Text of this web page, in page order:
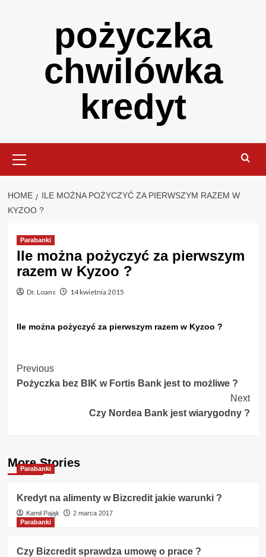
pożyczka
chwilówka
kredyt
Menu
HOME
ILE MOŻNA POŻYCZYĆ ZA PIERWSZYM RAZEM W
KYZOO ?
Parabanki
Ile można pożyczyć za pierwszym
razem w Kyzoo ?
Dr. Loans 14 kwietnia 2015
Ile można pożyczyć za pierwszym razem w Kyzoo ?
Post
Navigation
Previous
Pożyczka bez BIK w Fortis Bank jest to możliwe ?
Next
Czy Nordea Bank jest wiarygodny ?
More Stories
Parabanki
Kredyt na alimenty w Bizcredit jakie warunki ?
Kamil Pająk
2 marca 2017
Parabanki
Czy Bizcredit sprawdza umowę o prace ?